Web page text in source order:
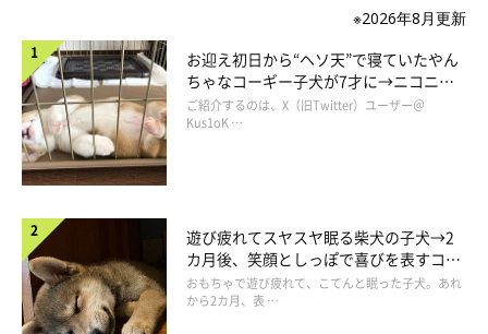
※2026年8月更新
お迎え初日から“ヘソ天”で寝ていたやん
ちゃなコーギー子犬が7才に→ニコニ
コ“コーギースマイル”が魅力のコに成
長！
ご紹介するのは、X（旧Twitter）ユーザー＠
Kus1oK …
遊び疲れてスヤスヤ眠る柴犬の子犬→2
カ月後、笑顔としっぽで喜びを表すコに
成長！
おもちゃで遊び疲れて、こてんと眠った子犬。あれ
から2カ月、表 …